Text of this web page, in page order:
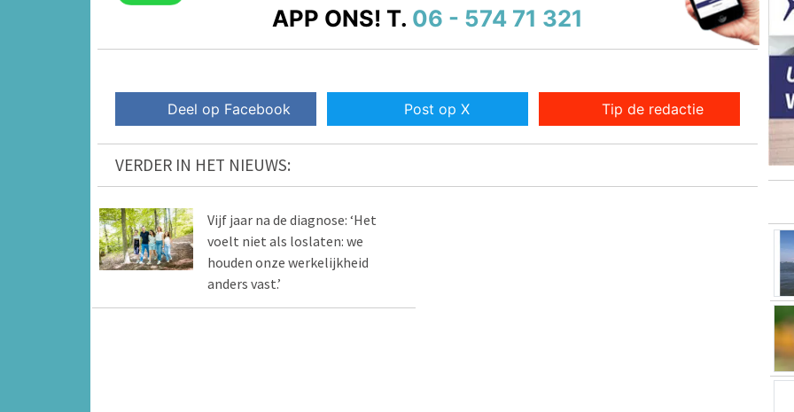
APP ONS! T. 06 - 574 71 321
Deel op Facebook Post op X Tip de redactie
VERDER IN HET NIEUWS:
Vijf jaar na de diagnose: ‘Het
voelt niet als loslaten: we
houden onze werkelijkheid
anders vast.’